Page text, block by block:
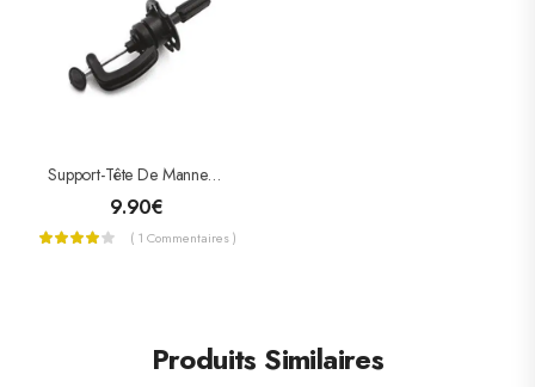
Support-Tête De Mannequin Amovible
9.90€
( 1 Commentaires )
Produits Similaires